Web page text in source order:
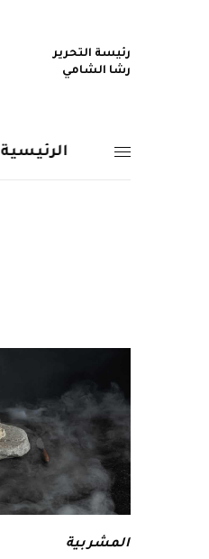
رئيسة التحرير
رشا الشامي
الرئيسية
المشربية